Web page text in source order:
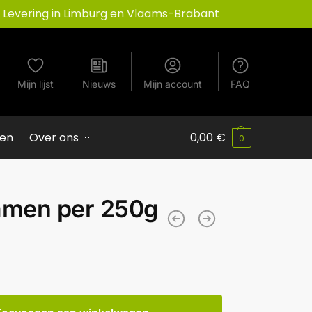
Levering in Limburg en Vlaams-Brabant
Mijn lijst Nieuws Mijn account FAQ
Over ons 0,00 € 0
per 250g